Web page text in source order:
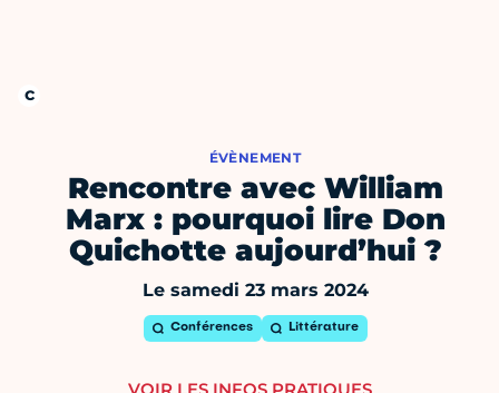
ÉVÈNEMENT
Rencontre avec William
Marx : pourquoi lire Don
Quichotte aujourd’hui ?
Le samedi 23 mars 2024
Conférences Littérature